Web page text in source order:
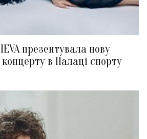
презентувала нову
в Палаці спорту